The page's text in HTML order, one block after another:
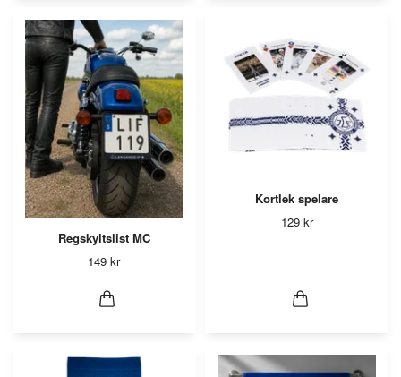
Regskyltslist MC
149 kr
Kortlek spelare
129 kr